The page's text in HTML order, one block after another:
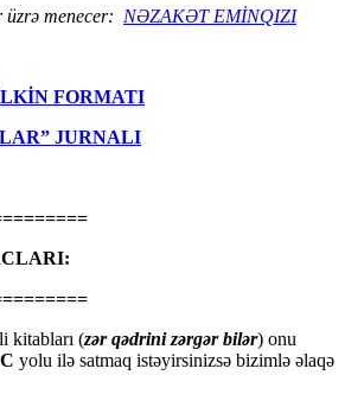
menecer: NƏZAKƏT EMİNQIZI
FORMATI
JURNALI
kitabları (zər qədrini zərgər bilər) onu
yolu ilə satmaq istəyirsinizsə bizimlə əlaqə